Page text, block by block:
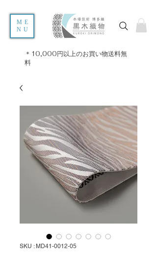
ME
NU
＊10,000円以上のお買い物送料無
料
SKU : MD41-0012-05